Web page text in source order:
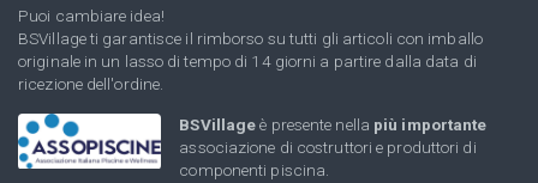
Puoi cambiare idea!
BSVillage ti garantisce il rimborso su tutti gli articoli con imballo
originale in un lasso di tempo di 14 giorni a partire dalla data di
ricezione dell'ordine.
BSVillageè presente nella più importante
associazione di costruttori e produttori di
componenti piscina.